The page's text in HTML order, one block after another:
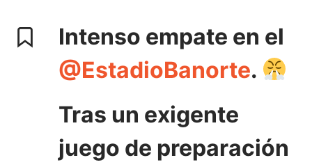
Intenso empate en el
@EstadioBanorte.
Tras un exigente
juego de preparación